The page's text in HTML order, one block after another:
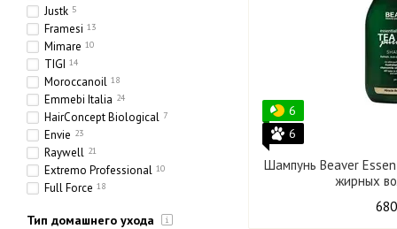
6
6
Шампунь Beaver
жирных
Justk 5
Framesi 13
Mimare 10
TIGI 14
Moroccanoil 18
Emmebi Italia 24
HairConcept Biological 7
Envie 23
Raywell 21
Extremo Professional 10
Full Force 18
Тип домашнего ухода